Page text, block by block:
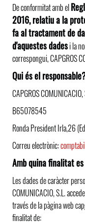
De conformitat amb el
2016, relatiu a la
fa al tractament de
d'aquestes dadesi la
correspongui, CAPGROS
Qui és el
CAPGROS COMUNICACIO,
B65078545
Ronda President Irla,26
Correu electrònic:
Amb quina finalitat
Les dades de caràcter
COMUNICACIO, S.L.
través de la pàgina web
finalitat de: